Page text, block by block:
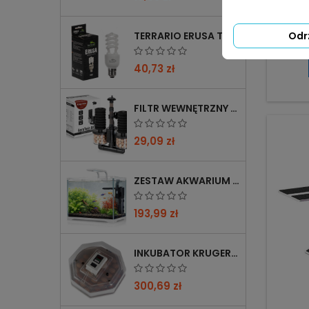
40,73 zł
FILTR WEWNĘTRZNY GĄBKOWY KRUGER MEIER AEROTWIN BIO S Z BIOFILTRACJĄ
29,09 zł
ZESTAW AKWARIUM KRUGER MEIER SHRIMP!ONE PRO 50 25 L DLA KREWETEK
193,99 zł
INKUBATOR KRUGER MEIER PROLEXOR 60 NA 60 JAJ Z TERMOSTATEM
300,69 zł
—
Szer.